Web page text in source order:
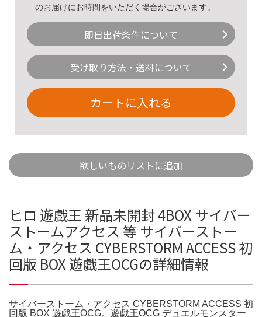
のお届けにお時間をいただく場合がございます。
即日出荷条件について
受け取り方法・送料について
カートに入れる
欲しいものリストに追加
ヒロ 遊戯王 新品未開封 4BOX サイバー
ストームアクセス 等 サイバーストー
ム・アクセス CYBERSTORM ACCESS 初
回版 BOX 遊戯王OCGの詳細情報
サイバーストーム・アクセス CYBERSTORM ACCESS 初
回版 BOX 遊戯王OCG。遊戯王OCG デュエルモンスター